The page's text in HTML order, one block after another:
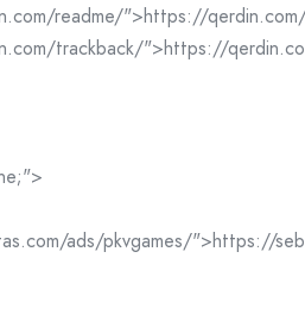
readme/">https://
trackback/">https://
ads/pkvgames/">https://